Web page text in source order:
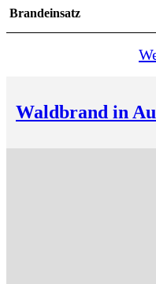
Brandeinsatz
Waldbrand in